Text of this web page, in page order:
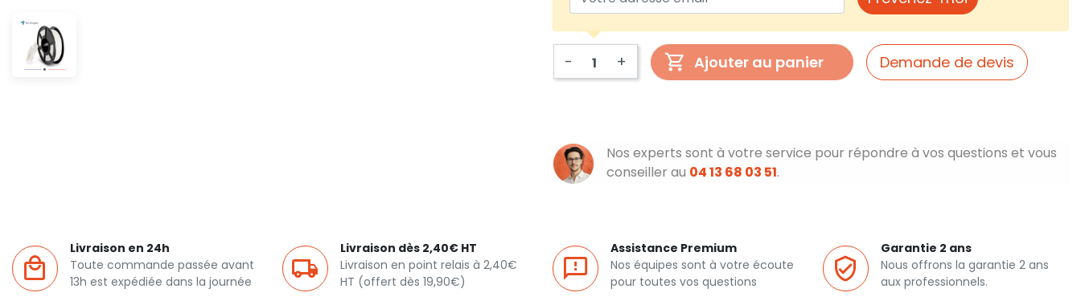
- + Ajouter au panier Demande de devis
Nos experts sont à votre service pour répondre à vos questions et vous
conseiller au 04 13 68 03 51.
Livraison en 24h
Toute commande passée avant
13h est expédiée dans la journée
Livraison dès 2,40€ HT
Livraison en point relais à 2,40€
HT (offert dès 19,90€)
Assistance Premium
Nos équipes sont à votre écoute
pour toutes vos questions
Garantie 2 ans
Nous offrons la garantie 2 ans
aux professionnels.